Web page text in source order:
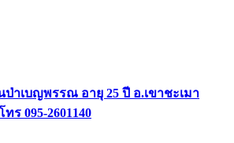
าเบญพรรณ อายุ 25 ปี อ.เขาชะเมา
ร 095-2601140